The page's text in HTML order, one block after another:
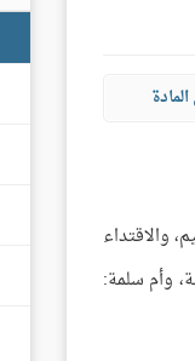
والاقتداء
وأم سلمة: